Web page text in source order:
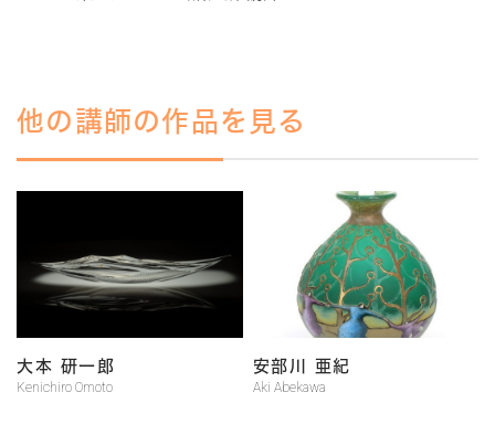
他の講師の作品を見る
大本 研一郎
Kenichiro Omoto
安部川 亜紀
Aki Abekawa